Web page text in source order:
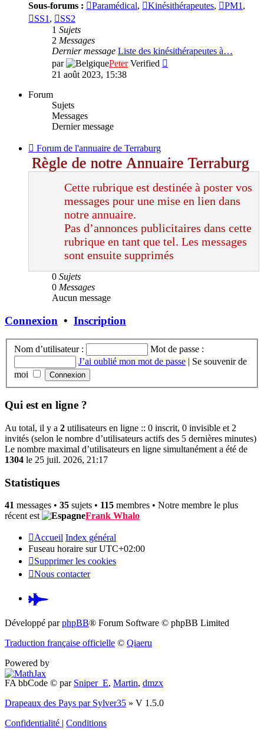
Sous-forums :
Paramédical, Kinésithérapeutes, PM1,
SS1,
SS2
1 Sujets
2 Messages
Dernier message Liste des kinésithérapeutes à…
par
Peter Verified
21 août 2023, 15:38
Forum
Sujets
Messages
Dernier message
Flux
-
Forum
l'annuaire
Forum de l'annuaire de Terraburg
Règle de notre Annuaire Terraburg
Cette rubrique est destinée à poster vos
messages pour une mise en lien dans
notre annuaire.
Pas d’annonces publicitaires dans cette
rubrique en tant que tel. Les messages
sont ensuite supprimés
0 Sujets
0 Messages
Aucun message
Connexion • Inscription
Nom d’utilisateur :
Mot de passe :
J’ai oublié mon mot de passe | Se souvenir de
moi
Qui est en ligne ?
Au total, il y a 2 utilisateurs en ligne :: 0 inscrit, 0 invisible et 2
invités (selon le nombre d’utilisateurs actifs des 5 dernières minutes)
Le nombre maximal d’utilisateurs en ligne simultanément a été de
1304 le 25 juil. 2026, 21:17
Statistiques
41 messages • 35 sujets • 115 membres • Notre membre le plus
récent est
Frank Whalo
Accueil Index général
Fuseau horaire surUTC+02:00
Supprimer les cookies
Nous contacter
Pardus.at
(S’ouvre
nouvel
Développé parphpBB® Forum Software © phpBB Limited
Traduction française officielle © Qiaeru
Powered by
FA bbCode © par Sniper_E, Martin, dmzx
Drapeaux des Pays par Sylver35 » V 1.5.0
Confidentialité | Conditions